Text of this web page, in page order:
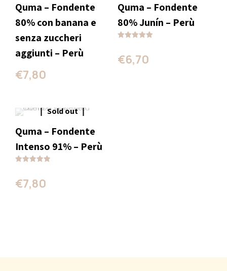
Quma – Fondente
80% con banana e
senza zuccheri
aggiunti – Perù
€7,80
Quma – Fondente
80% Junín – Perù
su 5
€6,70
Sold out
Quma – Fondente
Intenso 91% – Perù
su 5
€7,80